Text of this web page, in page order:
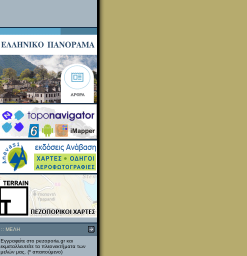
:: ΜΕΛΗ
Εγγραφείτε στο pezoporia.gr και
εκμεταλλευτείτε τα πλεονεκτήματα των
μελών μας. (* απαιτούμενο)